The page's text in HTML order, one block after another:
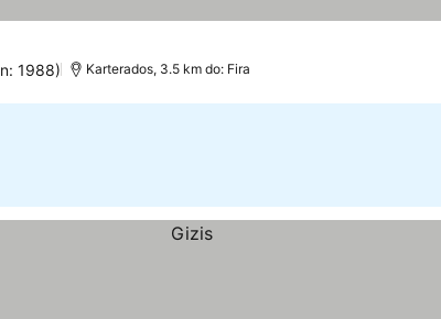
1988) Karterados, 3.5 km do: Fira